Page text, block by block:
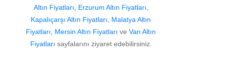
Altın Fiyatları, Erzurum Altın Fiyatları,
Kapalıçarşı Altın Fiyatları, Malatya Altın
Fiyatları, Mersin Altın Fiyatları ve Van Altın
Fiyatları sayfalarını ziyaret edebilirsiniz.